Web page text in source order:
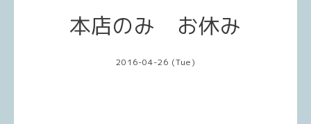
本店のみ お休み
2016-04-26 (Tue)